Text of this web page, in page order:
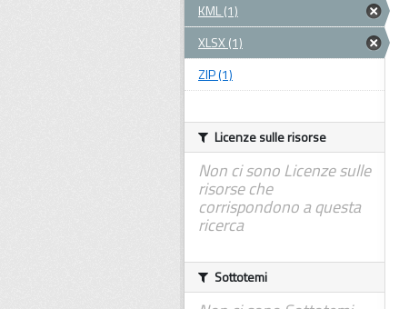
KML (1)
XLSX (1)
ZIP (1)
Licenze sulle risorse
Non ci sono Licenze sulle
risorse che
corrispondono a questa
ricerca
Sottotemi